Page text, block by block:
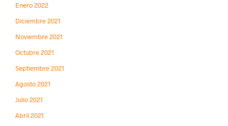
Enero 2022
Diciembre 2021
Noviembre 2021
Octubre 2021
Septiembre 2021
Agosto 2021
Julio 2021
Abril 2021